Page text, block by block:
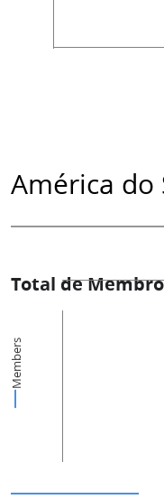
América do
Total de
Members